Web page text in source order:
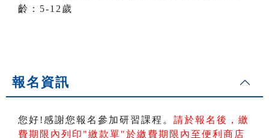
齡：5-12歲
報名資訊
您好!感謝您報名參加研習課程。 請於報名後，繳
費期限內列印"繳款單"於繳費期限內至便利商店